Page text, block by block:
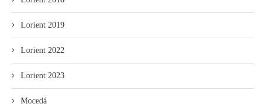
Lorient 2019
Lorient 2022
Lorient 2023
Mocedá